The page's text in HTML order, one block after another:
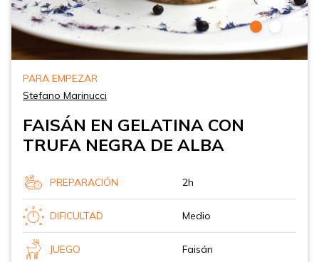
PARA EMPEZAR
Stefano Marinucci
FAISÁN EN GELATINA CON
TRUFA NEGRA DE ALBA
PREPARACIÓN 2h
DIFICULTAD Medio
JUEGO Faisán